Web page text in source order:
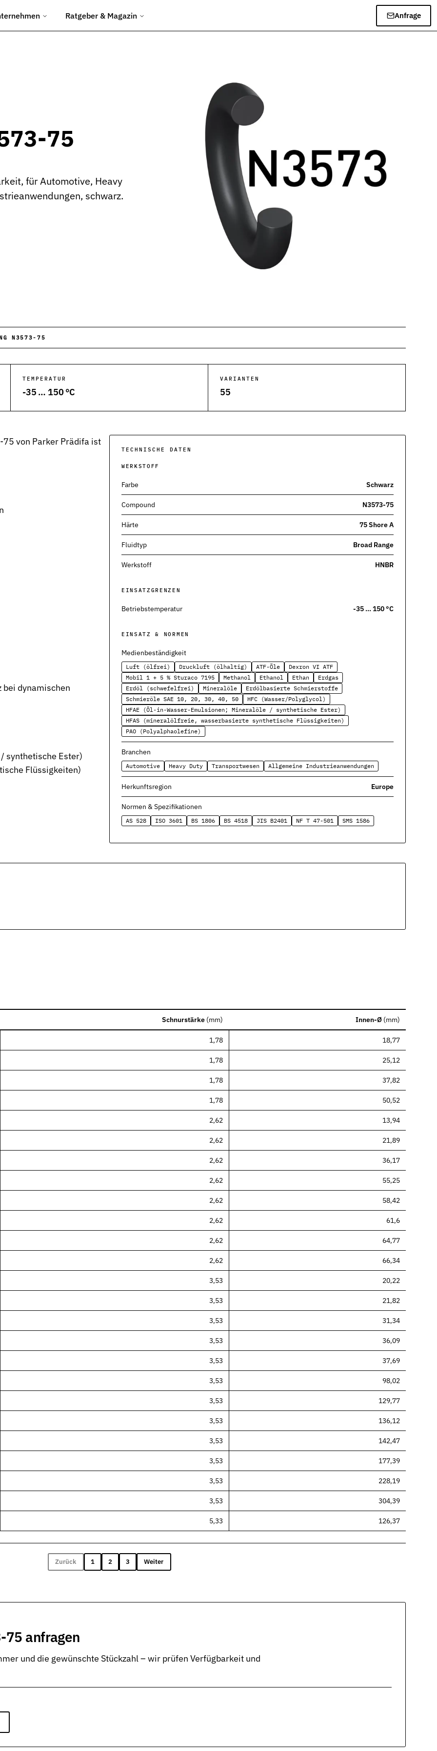
Ratgeber & Magazin Anfrage
Funktion
Industrien
Einzelseiten
und Werkstoffe
75
für Automotive, Heavy
schwarz.
N3573-75
TEMPERATUR
-35 … 150 °C
VARIANTEN
55
von Parker Prädifa ist
bei dynamischen
synthetische Ester)
Flüssigkeiten)
TECHNISCHE DATEN
WERKSTOFF
Farbe Schwarz
Compound N3573-75
Härte 75 Shore A
Fluidtyp Broad Range
Werkstoff HNBR
EINSATZGRENZEN
Betriebstemperatur -35 … 150 °C
EINSATZ & NORMEN
Medienbeständigkeit
Luft (ölfrei) Druckluft (ölhaltig) ATF-Öle
Dexron VI ATF
Mobil 1 + 5 % Sturaco 7195
Methanol Ethanol Ethan
Erdgas
Erdöl (schwefelfrei)
Mineralöle
Erdölbasierte Schmierstoffe
Schmieröle SAE 10, 20, 30, 40, 50
HFC (Wasser/Polyglycol)
HFAE (Öl-in-Wasser-Emulsionen; Mineralöle / synthetische Ester)
HFAS (mineralölfreie, wasserbasierte synthetische Flüssigkeiten)
PAO (Polyalphaolefine)
Branchen
Automotive Heavy Duty Transportwesen Allgemeine Industrieanwendungen
Herkunftsregion Europe
Normen & Spezifikationen
AS 528 ISO 3601 BS 1806 BS 4518 JIS B2401 NF T 47-501 SMS 1586
Schnurstärke (mm) Innen-Ø (mm)
1,78 18,77
1,78 25,12
1,78 37,82
1,78 50,52
2,62 13,94
2,62 21,89
2,62 36,17
2,62 55,25
2,62 58,42
2,62 61,6
2,62 64,77
2,62 66,34
3,53 20,22
3,53 21,82
3,53 31,34
3,53 36,09
3,53 37,69
3,53 98,02
3,53 129,77
3,53 136,12
3,53 142,47
3,53 177,39
3,53 228,19
3,53 304,39
5,33 126,37
Zurück 1 2 3 Weiter
75 anfragen
und die gewünschte Stückzahl – wir prüfen Verfügbarkeit und